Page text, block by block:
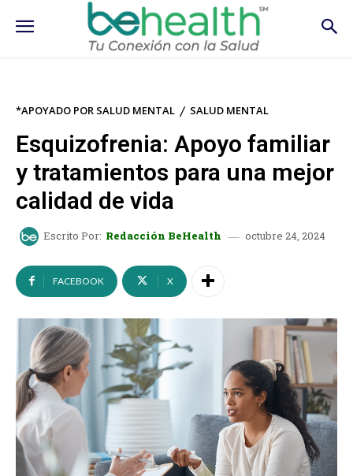
*APOYADO POR SALUD MENTAL SALUD MENTAL
Esquizofrenia: Apoyo familiar
y tratamientos para una mejor
calidad de vida
Escrito Por: Redacción BeHealth octubre 24, 2024
FACEBOOK X